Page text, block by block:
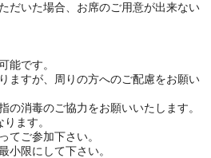
だいた場合、お席のご用意が出来ない
能です。
ますが、周りの方へのご配慮をお願い
の消毒のご協力をお願いいたします。
ます。
てご参加下さい。
小限にして下さい。